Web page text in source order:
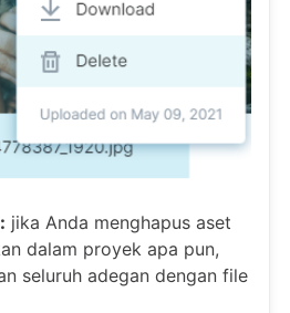
jika Anda menghapus aset
dalam proyek apa pun,
seluruh adegan dengan file